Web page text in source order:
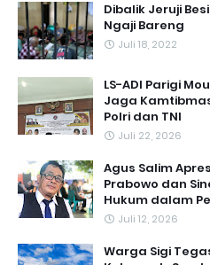
Dibalik Jeruji
Ngaji Bareng
Juli 18, 2022
LS-ADI Parigi
Jaga
Polri dan TNI
Juli 22, 2026
Agus Salim
Prabowo dan
Hukum dalam
Juli 12, 2026
Warga Sigi